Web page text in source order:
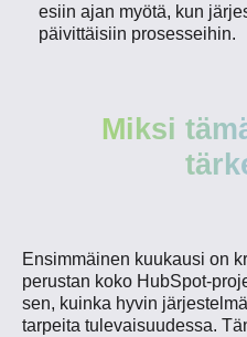
esiin ajan myötä, kun
päivittäisiin prosesseihin.
Miksi
Ensimmäinen kuukausi on
perustan koko HubSpot-
sen, kuinka hyvin
tarpeita tulevaisuudessa.